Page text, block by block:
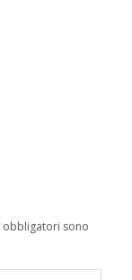
obbligatori sono